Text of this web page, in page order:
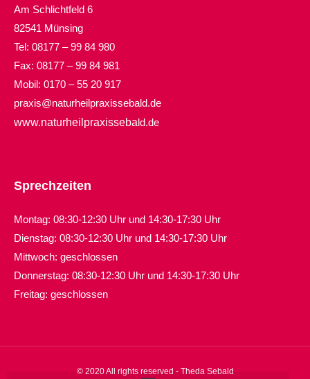
Am Schlichtfeld 6
82541 Münsing
Tel: 08177 – 99 84 980
Fax: 08177 – 99 84 981
Mobil: 0170 – 55 20 917
praxis@naturheilpraxissebald.de
www.naturheilpraxissebald.de
Sprechzeiten
Montag: 08:30-12:30 Uhr und 14:30-17:30 Uhr
Dienstag: 08:30-12:30 Uhr und 14:30-17:30 Uhr
Mittwoch: geschlossen
Donnerstag: 08:30-12:30 Uhr und 14:30-17:30 Uhr
Freitag: geschlossen
© 2020 All rights reserved - Theda Sebald